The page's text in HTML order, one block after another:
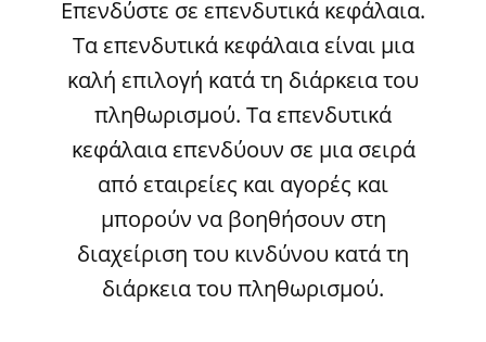
Επενδύστε σε επενδυτικά κεφάλαια.
Τα επενδυτικά κεφάλαια είναι μια
καλή επιλογή κατά τη διάρκεια του
πληθωρισμού. Τα επενδυτικά
κεφάλαια επενδύουν σε μια σειρά
από εταιρείες και αγορές και
μπορούν να βοηθήσουν στη
διαχείριση του κινδύνου κατά τη
διάρκεια του πληθωρισμού.